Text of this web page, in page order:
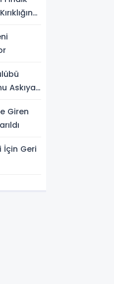
Askıya
Giren
İçin Geri